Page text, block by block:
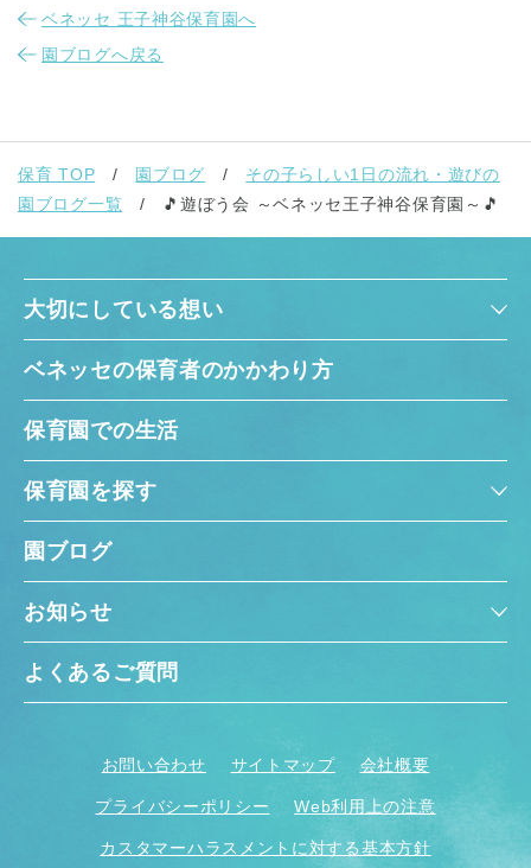
神奈川県 全域
兵庫県 兵庫県 全域
ベネッセ 王子神谷保育園へ
園ブログへ戻る
保育 TOP 園ブログ
その子らしい1日の流れ・遊びの
園ブログ一覧
🎵遊ぼう会 ～ベネッセ王子神谷保育園～🎵
大切にしている想い
ベネッセの保育者のかかわり方
保育園での生活
保育園を探す
園ブログ
お知らせ
よくあるご質問
お問い合わせ サイトマップ 会社概要
プライバシーポリシー Web利用上の注意
カスタマーハラスメントに対する基本方針